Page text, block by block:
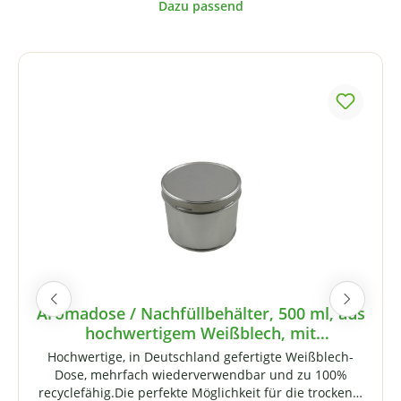
Produktgalerie überspringen
Aromadose / Nachfüllbehälter, 500 ml, aus
hochwertigem Weißblech, mit
Schraubverschluss
Hochwertige, in Deutschland gefertigte Weißblech-
Dose, mehrfach wiederverwendbar und zu 100%
recyclefähig.Die perfekte Möglichkeit für die trockene,